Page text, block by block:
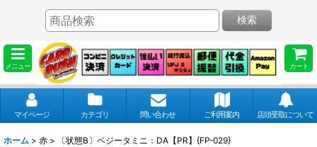
メニュー カート
検索
マイページ カテゴリ 問い合わせ ご利用案内 店頭受取について
ホーム > 赤 > 〔状態B〕ベジータミニ：DA【PR】{FP-029}